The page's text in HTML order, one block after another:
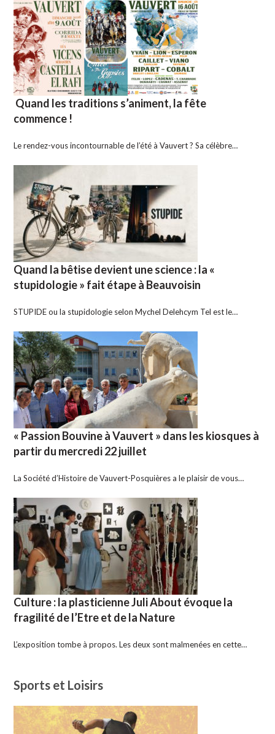
Quand les traditions s’animent, la fête
commence !
Le rendez-vous incontournable de l’été à Vauvert ? Sa célèbre…
Quand la bêtise devient une science : la «
stupidologie » fait étape à Beauvoisin
STUPIDE ou la stupidologie selon Mychel Delehcym Tel est le…
« Passion Bouvine à Vauvert » dans les kiosques à
partir du mercredi 22 juillet
La Société d’Histoire de Vauvert-Posquières a le plaisir de vous…
Culture : la plasticienne Juli About évoque la
fragilité de l’Etre et de la Nature
L’exposition tombe à propos. Les deux sont malmenées en cette…
Sports et Loisirs